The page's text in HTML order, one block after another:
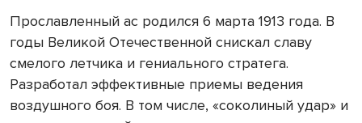
Прославленный ас родился 6 марта 1913 года. В
годы Великой Отечественной снискал славу
смелого летчика и гениального стратега.
Разработал эффективные приемы ведения
воздушного боя. В том числе, «соколиный удар» и